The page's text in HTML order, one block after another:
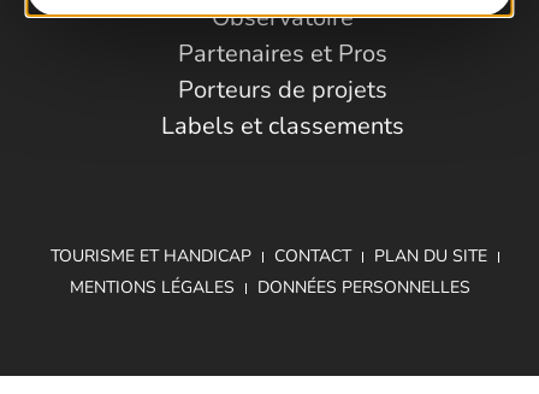
Observatoire
Partenaires et Pros
Porteurs de projets
Labels et classements
TOURISME ET HANDICAP CONTACT
PLAN DU SITE
MENTIONS LÉGALES
DONNÉES PERSONNELLES